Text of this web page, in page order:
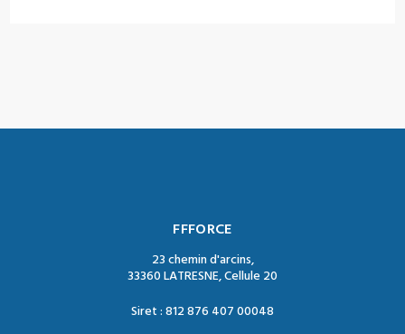
FFFORCE
23 chemin d'arcins,
33360 LATRESNE, Cellule 20
Siret : 812 876 407 00048